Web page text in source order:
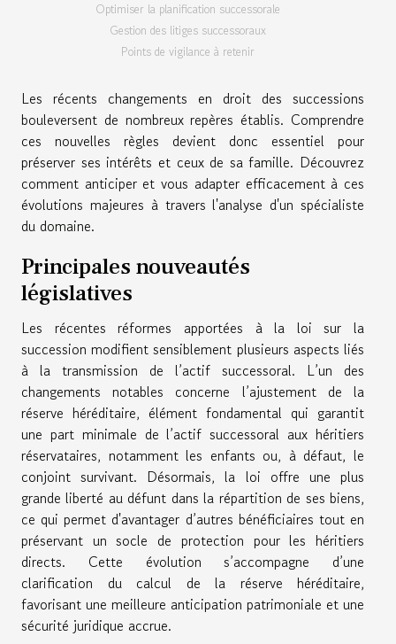
Optimiser la planification successorale
Gestion des litiges successoraux
Points de vigilance à retenir
Les récents changements en droit des successions
bouleversent de nombreux repères établis. Comprendre
ces nouvelles règles devient donc essentiel pour
préserver ses intérêts et ceux de sa famille. Découvrez
comment anticiper et vous adapter efficacement à ces
évolutions majeures à travers l'analyse d'un spécialiste
du domaine.
Principales nouveautés
législatives
Les récentes réformes apportées à la loi sur la
succession modifient sensiblement plusieurs aspects liés
à la transmission de l’actif successoral. L’un des
changements notables concerne l’ajustement de la
réserve héréditaire, élément fondamental qui garantit
une part minimale de l’actif successoral aux héritiers
réservataires, notamment les enfants ou, à défaut, le
conjoint survivant. Désormais, la loi offre une plus
grande liberté au défunt dans la répartition de ses biens,
ce qui permet d'avantager d’autres bénéficiaires tout en
préservant un socle de protection pour les héritiers
directs. Cette évolution s’accompagne d’une
clarification du calcul de la réserve héréditaire,
favorisant une meilleure anticipation patrimoniale et une
sécurité juridique accrue.